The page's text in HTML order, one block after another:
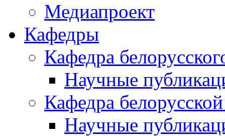
Медиапроект
Кафедры
Кафедра
Научные
Кафедра
Научные